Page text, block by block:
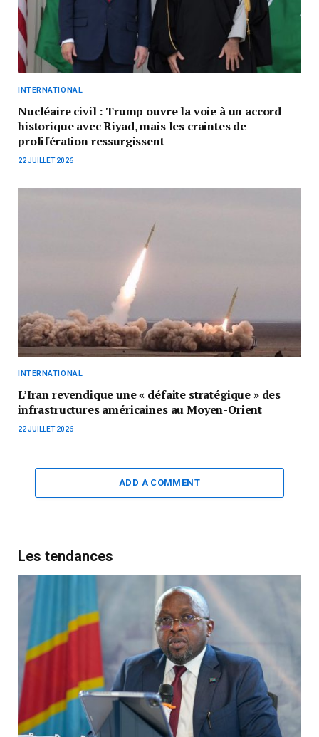
INTERNATIONAL
Nucléaire civil : Trump ouvre la voie à un accord
historique avec Riyad, mais les craintes de
prolifération ressurgissent
22 JUILLET 2026
INTERNATIONAL
L’Iran revendique une « défaite stratégique » des
infrastructures américaines au Moyen-Orient
22 JUILLET 2026
ADD A COMMENT
Les tendances